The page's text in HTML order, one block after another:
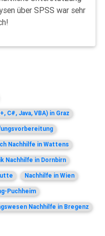
über SPSS war sehr
C#, Java, VBA) in Graz
Nachhilfe in Wattens
Nachhilfe in Dornbirn
Nachhilfe in Wien
Puchheim
Nachhilfe in Bregenz